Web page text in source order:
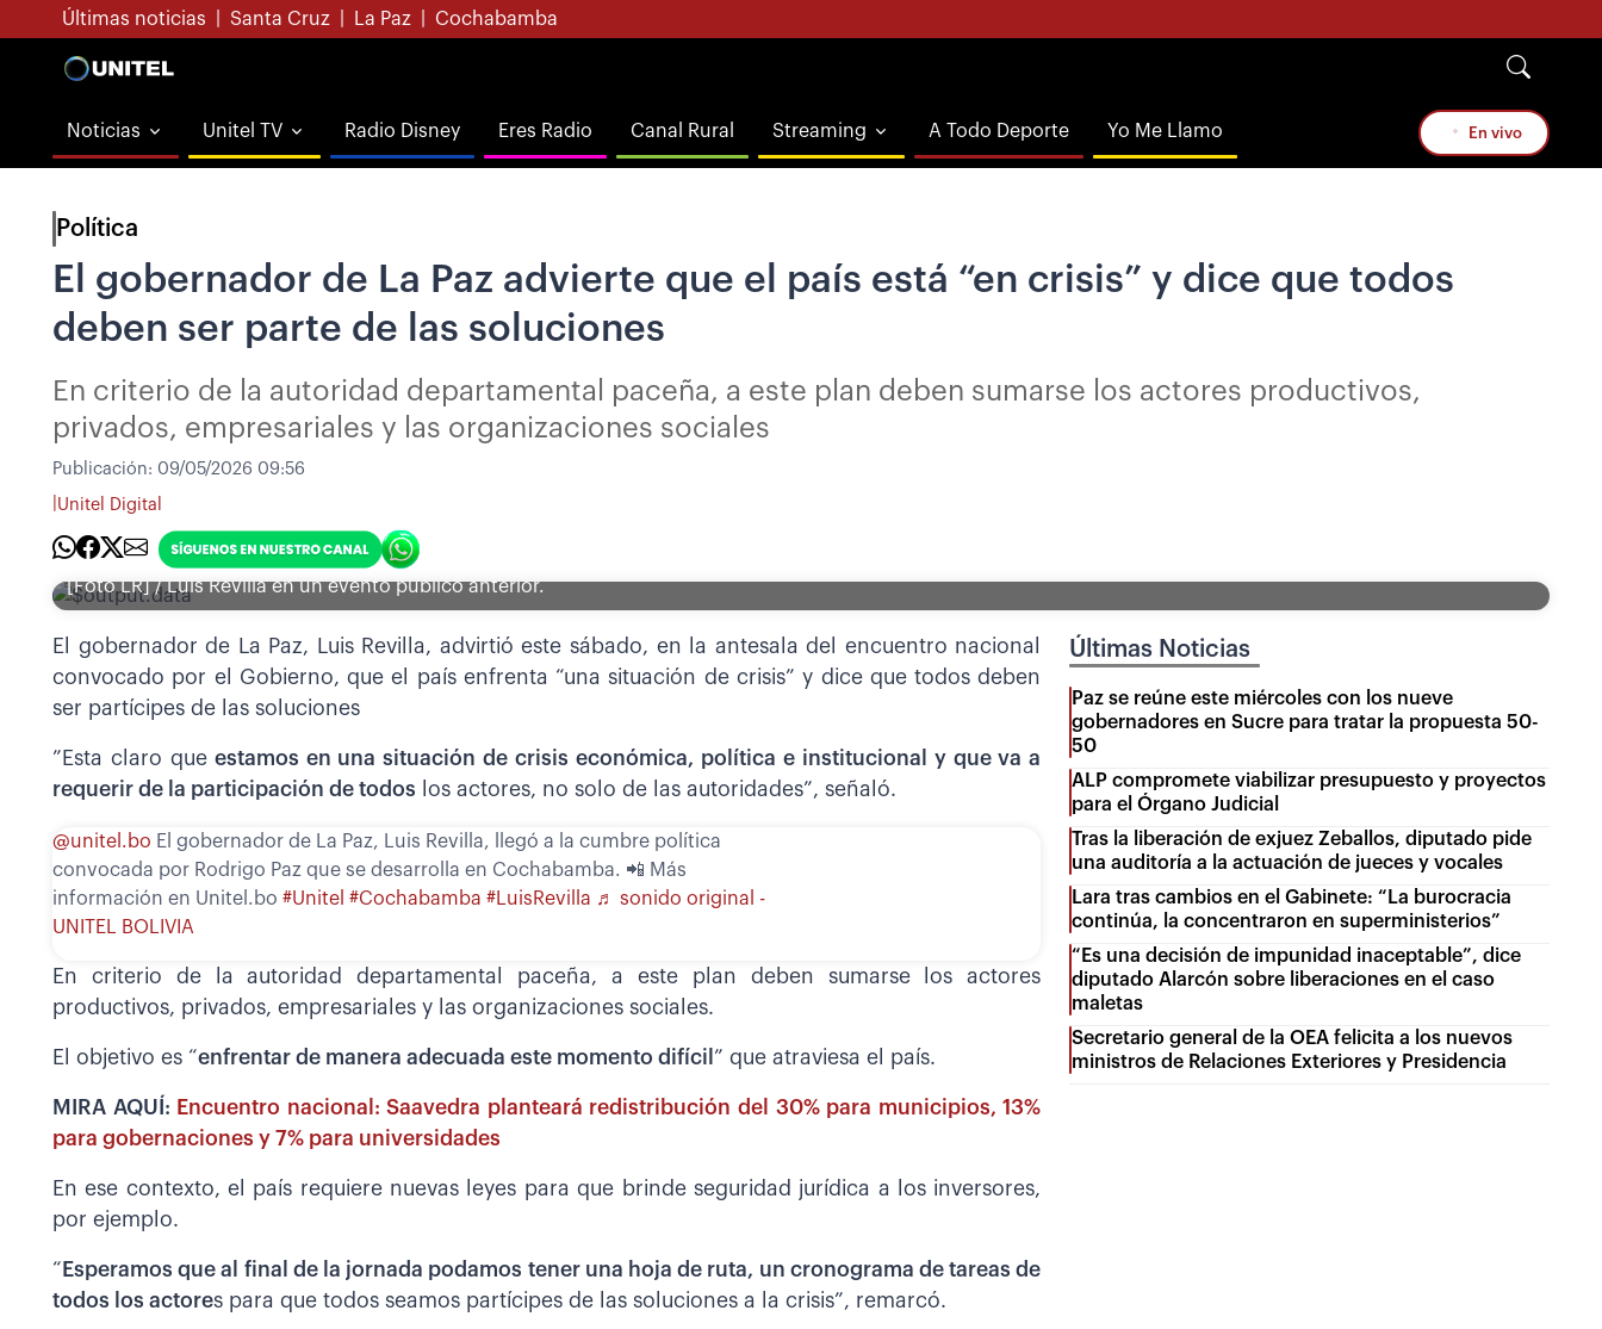
Últimas noticias Santa Cruz La Paz Cochabamba
Noticias Unitel TV Radio Disney Eres Radio Canal Rural Streaming A Todo Deporte Yo Me Llamo En vivo
Política
El gobernador de La Paz advierte que el país está “en crisis” y dice que todos
deben ser parte de las soluciones
En criterio de la autoridad departamental paceña, a este plan deben sumarse los actores productivos,
privados, empresariales y las organizaciones sociales
Publicación: 09/05/2026 09:56
Unitel Digital
[Foto LR] / Luis Revilla en un evento público anterior.
El gobernador de La Paz, Luis Revilla, advirtió este sábado, en la antesala del encuentro nacional
convocado por el Gobierno, que el país enfrenta “una situación de crisis” y dice que todos deben
ser partícipes de las soluciones
”Esta claro queestamos en una situación de crisis económica, política e institucional y que va a
requerir de la participación de todos los actores, no solo de las autoridades”, señaló.
@unitel.bo El gobernador de La Paz, Luis Revilla, llegó a la cumbre política
convocada por Rodrigo Paz que se desarrolla en Cochabamba. 📲 Más
información en Unitel.bo #Unitel #Cochabamba #LuisRevilla ♬ sonido original -
UNITEL BOLIVIA
En criterio de la autoridad departamental paceña, a este plan deben sumarse los actores
productivos, privados, empresariales y las organizaciones sociales.
El objetivo es “enfrentar de manera adecuada este momento difícil ” que atraviesa el país.
MIRA AQUÍ: Encuentro nacional: Saavedra planteará redistribución del 30% para municipios, 13%
para gobernaciones y 7% para universidades
En ese contexto, el país requiere nuevas leyes para que brinde seguridad jurídica a los inversores,
por ejemplo.
“ Esperamos que al final de la jornada podamos tener una hoja de ruta, un cronograma de tareas de
todos los actores para que todos seamos partícipes de las soluciones a la crisis”, remarcó.
Últimas Noticias
Paz se reúne este miércoles con los nueve
gobernadores en Sucre para tratar la propuesta 50-
50
ALP compromete viabilizar presupuesto y proyectos
para el Órgano Judicial
Tras la liberación de exjuez Zeballos, diputado pide
una auditoría a la actuación de jueces y vocales
Lara tras cambios en el Gabinete: “La burocracia
continúa, la concentraron en superministerios”
“Es una decisión de impunidad inaceptable”, dice
diputado Alarcón sobre liberaciones en el caso
maletas
Secretario general de la OEA felicita a los nuevos
ministros de Relaciones Exteriores y Presidencia